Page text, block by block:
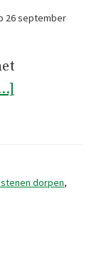
26 september
do dorpen,